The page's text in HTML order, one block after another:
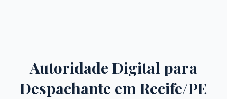
Autoridade Digital para
Despachante emRecife/PE